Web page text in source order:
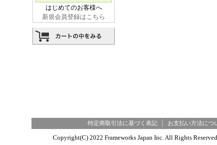
はじめてのお客様へ
新規会員登録はこちら
特定商取引法に基づく表記 お支払い方法につ
Copyright(C) 2022 Frameworks Japan Inc. All Rights